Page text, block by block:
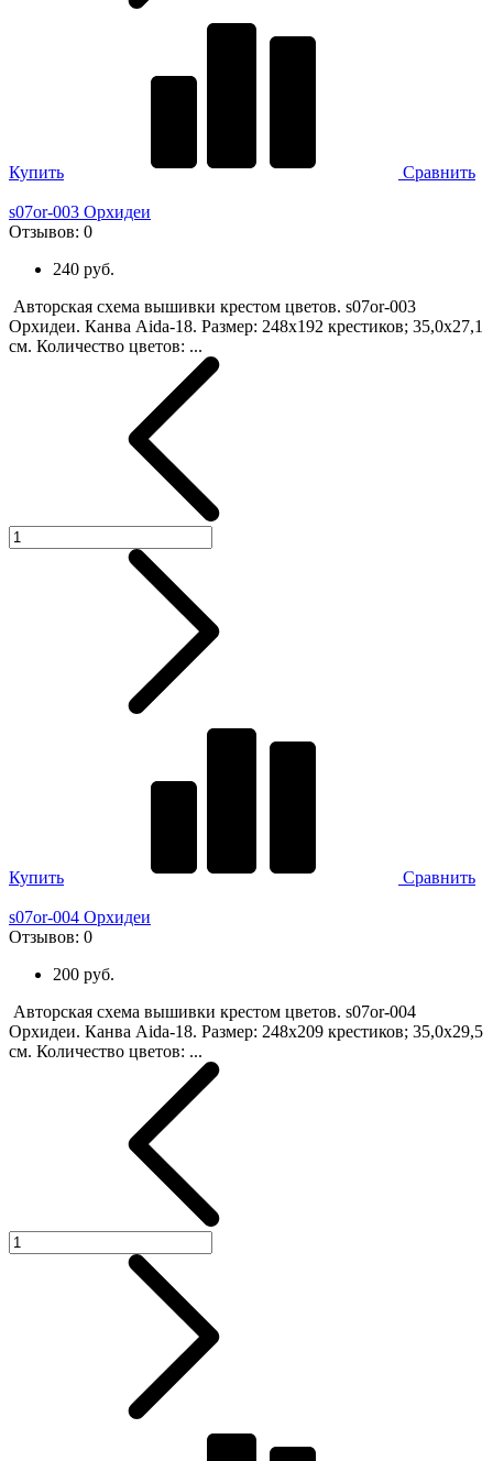
Купить Сравнить
s07or-003 Орхидеи
Отзывов: 0
240 руб.
Авторская схема вышивки крестом цветов. s07or-003
Орхидеи. Канва Aida-18. Размер: 248х192 крестиков; 35,0х27,1
см. Количество цветов: ...
Купить Сравнить
s07or-004 Орхидеи
Отзывов: 0
200 руб.
Авторская схема вышивки крестом цветов. s07or-004
Орхидеи. Канва Aida-18. Размер: 248х209 крестиков; 35,0х29,5
см. Количество цветов: ...